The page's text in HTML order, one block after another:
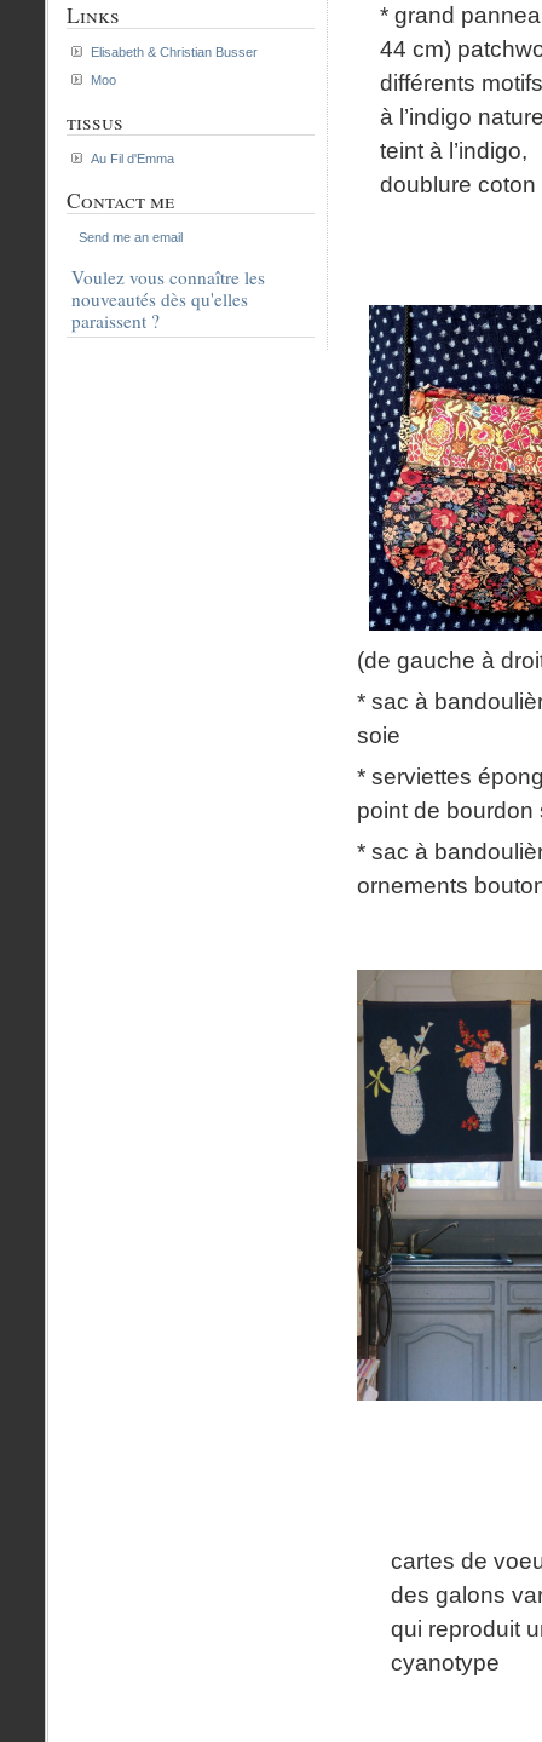
* grand
44 cm)
différents
à l’indigo
teint à l’indigo,
doublure coton
(de gauche à
* sac à
soie
* serviettes
point de bourdon
* sac à
ornements
cartes de
des galons
qui reproduit
cyanotype
Links
Elisabeth & Christian Busser
Moo
tissus
Au Fil d'Emma
Contact me
Send me an email
Voulez vous connaître les
nouveautés dès qu'elles
paraissent ?